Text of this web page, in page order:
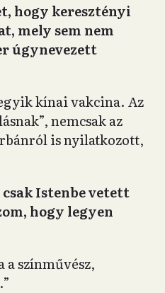
hogy keresztényi
mely sem nem
úgynevezett
kínai vakcina. Az
nemcsak az
is nyilatkozott,
Istenbe vetett
hogy legyen
a színművész,